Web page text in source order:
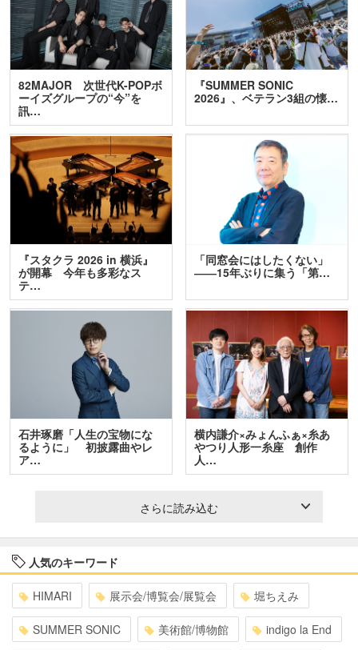
82MAJOR 次世代K-POPボ
ーイズグループの“今”を
訊…
『SUMMER SONIC
2026』、ベテラン3組の懐…
『スタクラ 2026 in 横浜』
が開幕 今年も多彩なス
テ…
「同窓会にはしたくない」
――15年ぶりに集う「第…
石井琢磨「人生の宝物にな
るように」 初披露曲やレ
ア…
横内謙介×みょんふぁ×糸あ
やつり人形一糸座 創作
人…
さらに読み込む
人気のキーワード
HIMARI 展示会/博覧会/展覧会 堀ちえみ
SUMMER SONIC 美術館/博物館 indigo la End